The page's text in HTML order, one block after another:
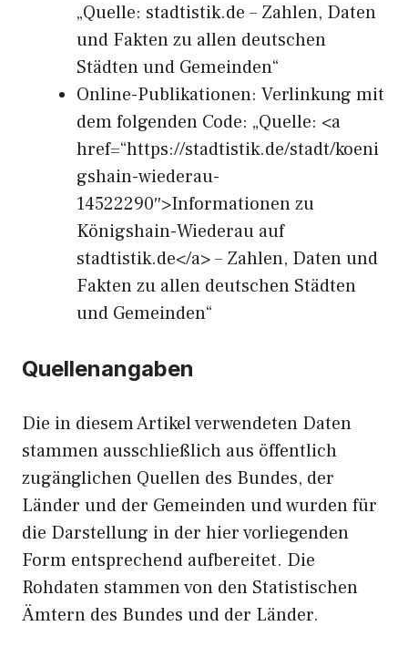
„Quelle: stadtistik.de – Zahlen, Daten
und Fakten zu allen deutschen
Städten und Gemeinden“
Online-Publikationen: Verlinkung mit
dem folgenden Code: „Quelle: <a
href=“https://stadtistik.de/stadt/koeni
gshain-wiederau-
14522290″>Informationen zu
Königshain-Wiederau auf
stadtistik.de</a> – Zahlen, Daten und
Fakten zu allen deutschen Städten
und Gemeinden“
Quellenangaben
Die in diesem Artikel verwendeten Daten
stammen ausschließlich aus öffentlich
zugänglichen Quellen des Bundes, der
Länder und der Gemeinden und wurden für
die Darstellung in der hier vorliegenden
Form entsprechend aufbereitet. Die
Rohdaten stammen von den Statistischen
Ämtern des Bundes und der Länder.